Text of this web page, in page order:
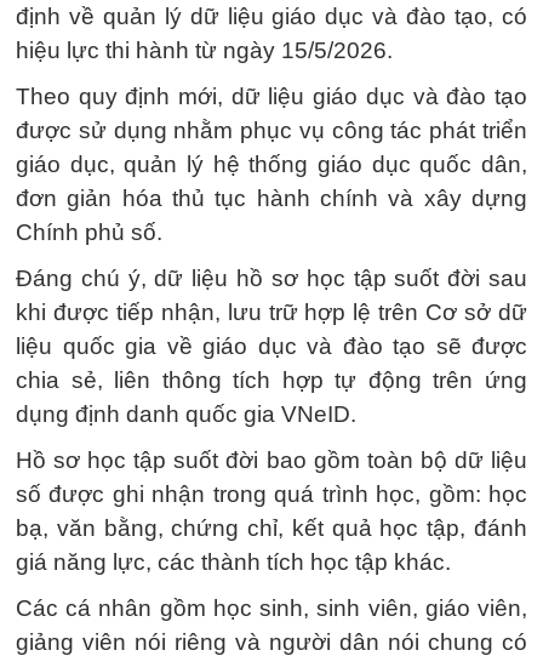
định về quản lý dữ liệu giáo dục và đào tạo, có
hiệu lực thi hành từ ngày 15/5/2026.
Theo quy định mới, dữ liệu giáo dục và đào tạo
được sử dụng nhằm phục vụ công tác phát triển
giáo dục, quản lý hệ thống giáo dục quốc dân,
đơn giản hóa thủ tục hành chính và xây dựng
Chính phủ số.
Đáng chú ý, dữ liệu hồ sơ học tập suốt đời sau
khi được tiếp nhận, lưu trữ hợp lệ trên Cơ sở dữ
liệu quốc gia về giáo dục và đào tạo sẽ được
chia sẻ, liên thông tích hợp tự động trên ứng
dụng định danh quốc gia VNeID.
Hồ sơ học tập suốt đời bao gồm toàn bộ dữ liệu
số được ghi nhận trong quá trình học, gồm: học
bạ, văn bằng, chứng chỉ, kết quả học tập, đánh
giá năng lực, các thành tích học tập khác.
Các cá nhân gồm học sinh, sinh viên, giáo viên,
giảng viên nói riêng và người dân nói chung có